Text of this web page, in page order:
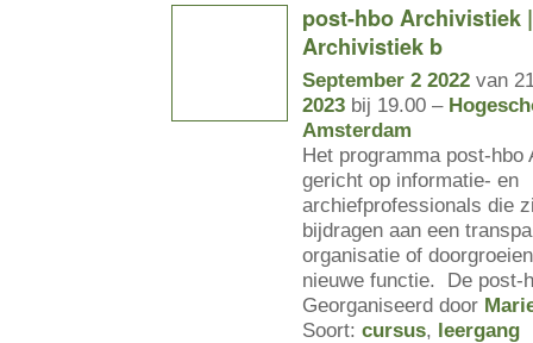
post-hbo Archivistiek
Archivistiek b
September 2 2022 van
2023 bij 19.00 –
Amsterdam
Het programma post-
gericht op informatie- en
archiefprofessionals die
bijdragen aan een
organisatie of
nieuwe functie. De post-
Georganiseerd door
Soort: cursus, leergang